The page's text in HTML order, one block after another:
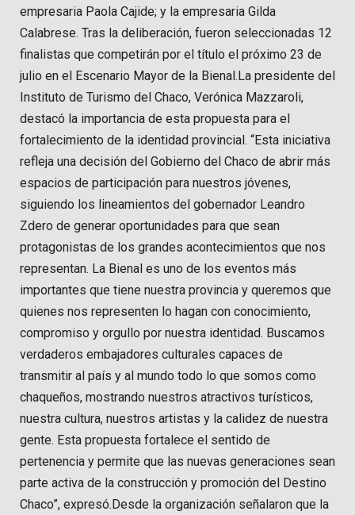
empresaria Paola Cajide; y la empresaria Gilda
Calabrese. Tras la deliberación, fueron seleccionadas 12
finalistas que competirán por el título el próximo 23 de
julio en el Escenario Mayor de la Bienal.La presidente del
Instituto de Turismo del Chaco, Verónica Mazzaroli,
destacó la importancia de esta propuesta para el
fortalecimiento de la identidad provincial. “Esta iniciativa
refleja una decisión del Gobierno del Chaco de abrir más
espacios de participación para nuestros jóvenes,
siguiendo los lineamientos del gobernador Leandro
Zdero de generar oportunidades para que sean
protagonistas de los grandes acontecimientos que nos
representan. La Bienal es uno de los eventos más
importantes que tiene nuestra provincia y queremos que
quienes nos representen lo hagan con conocimiento,
compromiso y orgullo por nuestra identidad. Buscamos
verdaderos embajadores culturales capaces de
transmitir al país y al mundo todo lo que somos como
chaqueños, mostrando nuestros atractivos turísticos,
nuestra cultura, nuestros artistas y la calidez de nuestra
gente. Esta propuesta fortalece el sentido de
pertenencia y permite que las nuevas generaciones sean
parte activa de la construcción y promoción del Destino
Chaco”, expresó.Desde la organización señalaron que la